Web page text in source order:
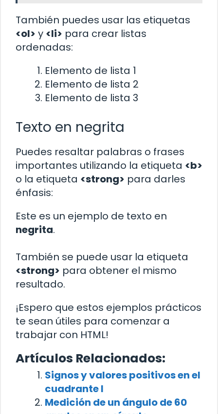
También puedes usar las etiquetas
<ol> y <li> para crear listas
ordenadas:
Elemento de lista 1
Elemento de lista 2
Elemento de lista 3
Texto en negrita
Puedes resaltar palabras o frases
importantes utilizando la etiqueta <b>
o la etiqueta <strong> para darles
énfasis:
Este es un ejemplo de texto en
negrita.
También se puede usar la etiqueta
<strong> para obtener el mismo
resultado.
¡Espero que estos ejemplos prácticos
te sean útiles para comenzar a
trabajar con HTML!
Artículos Relacionados:
Signos y valores positivos en el
cuadrante I
Medición de un ángulo de 60